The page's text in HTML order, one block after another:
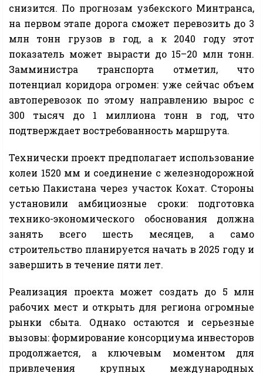
снизится. По прогнозам узбекского Минтранса,
на первом этапе дорога сможет перевозить до 3
млн тонн грузов в год, а к 2040 году этот
показатель может вырасти до 15–20 млн тонн.
Замминистра транспорта отметил, что
потенциал коридора огромен: уже сейчас объем
автоперевозок по этому направлению вырос с
300 тысяч до 1 миллиона тонн в год, что
подтверждает востребованность маршрута.
Технически проект предполагает использование
колеи 1520 мм и соединение с железнодорожной
сетью Пакистана через участок Кохат. Стороны
установили амбициозные сроки: подготовка
технико-экономического обоснования должна
занять всего шесть месяцев, а само
строительство планируется начать в 2025 году и
завершить в течение пяти лет.
Реализация проекта может создать до 5 млн
рабочих мест и открыть для региона огромные
рынки сбыта. Однако остаются и серьезные
вызовы: формирование консорциума инвесторов
продолжается, а ключевым моментом для
привлечения крупных международных